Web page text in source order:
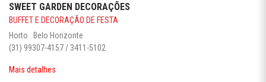
SWEET GARDEN DECORAÇÕES
BUFFET E DECORAÇÃO DE FESTA
Horto . Belo Horizonte
(31) 99307-4157 / 3411-5102
Mais detalhes